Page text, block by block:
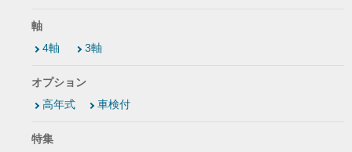
軸
4軸
3軸
オプション
高年式
車検付
特集